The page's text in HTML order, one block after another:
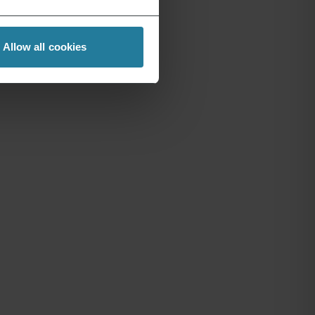
Allow all cookies